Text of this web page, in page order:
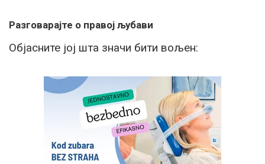
Разговарајте о правој љубави
Објасните јој шта значи бити вољен: